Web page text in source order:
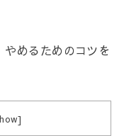
めるためのコツを
]